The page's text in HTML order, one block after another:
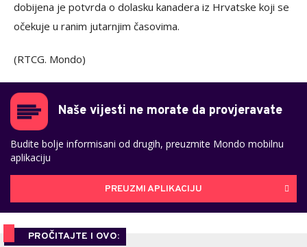
dobijena je potvrda o dolasku kanadera iz Hrvatske koji se
očekuje u ranim jutarnjim časovima.
(RTCG. Mondo)
Naše vijesti ne morate da provjeravate
Budite bolje informisani od drugih, preuzmite Mondo mobilnu
aplikaciju
PREUZMI APLIKACIJU
PROČITAJTE I OVO: